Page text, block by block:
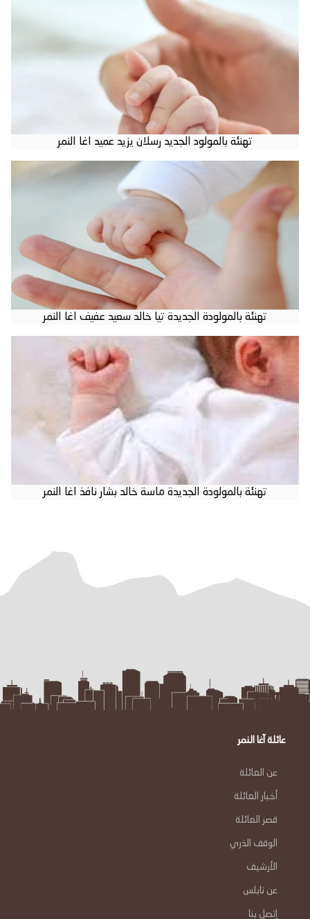
تهنئة بالمولود الجديد رسلان يزيد عميد اغا النمر
تهنئة بالمولودة الجديدة تيا خالد سعيد عفيف اغا النمر
تهنئة بالمولودة الجديدة ماسة خالد بشار نافذ اغا النمر
عائلة آغا النمر
عن العائلة
أخبار العائلة
قصر العائلة
الوقف الذري
الأرشيف
عن نابلس
إتصل بنا